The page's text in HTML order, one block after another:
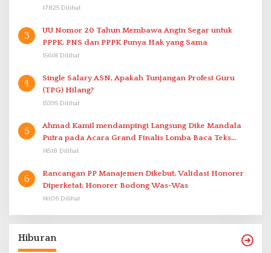
17825 Dilihat
3
UU Nomor 20 Tahun Membawa Angin Segar untuk
PPPK. PNS dan PPPK Punya Hak yang Sama
15618 Dilihat
4
Single Salary ASN, Apakah Tunjangan Profesi Guru
(TPG) Hilang?
15395 Dilihat
5
Ahmad Kamil mendampingi Langsung Dike Mandala
Putra pada Acara Grand Finalis Lomba Baca Teks
Proklamasi Mirip Bung Karno di Bali
14518 Dilihat
6
Rancangan PP Manajemen Dikebut, Validasi Honorer
Diperketat, Honorer Bodong Was-Was
14106 Dilihat
Hiburan